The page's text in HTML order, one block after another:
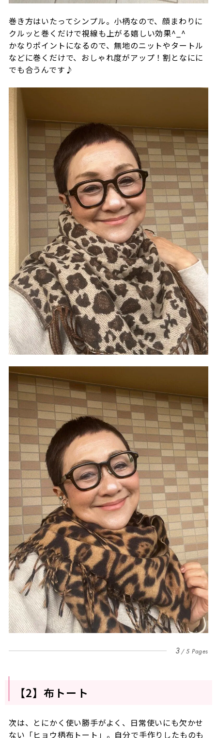
巻き方はいたってシンプル。小柄なので、顔まわりに
クルッと巻くだけで視線も上がる嬉しい効果^_^
かなりポイントになるので、無地のニットやタートル
などに巻くだけで、おしゃれ度がアップ！割となにに
でも合うんです♪
3 5 Pages
【2】布トート
次は、とにかく使い勝手がよく、日常使いにも欠かせ
ない「ヒョウ柄布トート」。自分で手作りしたものも